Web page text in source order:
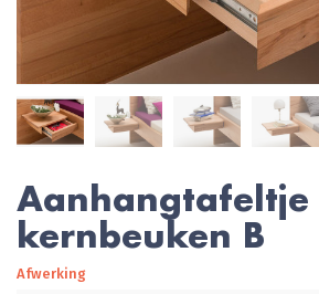
Aanhangtafeltje
kernbeuken B
Afwerking